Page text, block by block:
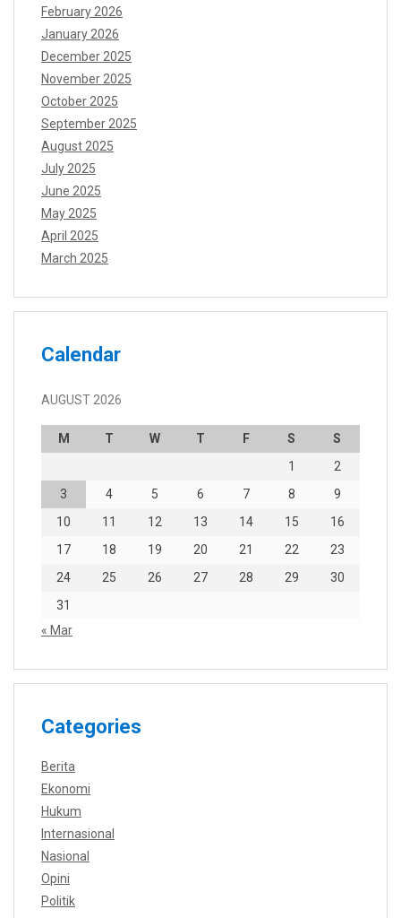
February 2026
January 2026
December 2025
November 2025
October 2025
September 2025
August 2025
July 2025
June 2025
May 2025
April 2025
March 2025
Calendar
AUGUST 2026
M T W T F S
S
1
2
3
4 5 6 7 8
9
10
11 12 13 14 15
16
17
18 19 20 21 22
23
24
25 26 27 28 29
30
31
« Mar
Categories
Berita
Ekonomi
Hukum
Internasional
Nasional
Opini
Politik